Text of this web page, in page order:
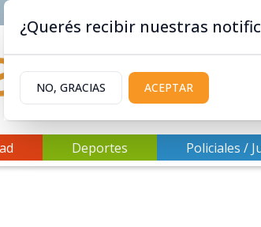
Deportes Policiales /
¿Querés recibir nuestras
NO, GRACIAS ACEPTAR